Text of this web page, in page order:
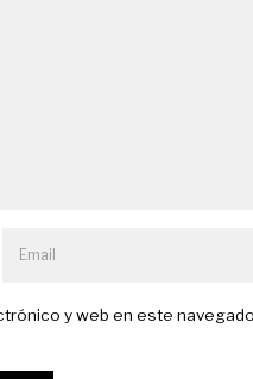
y web en este